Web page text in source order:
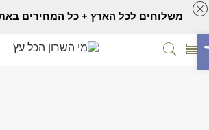
סרגל נגישות
משלוחים לכל הארץ + כל המחירים